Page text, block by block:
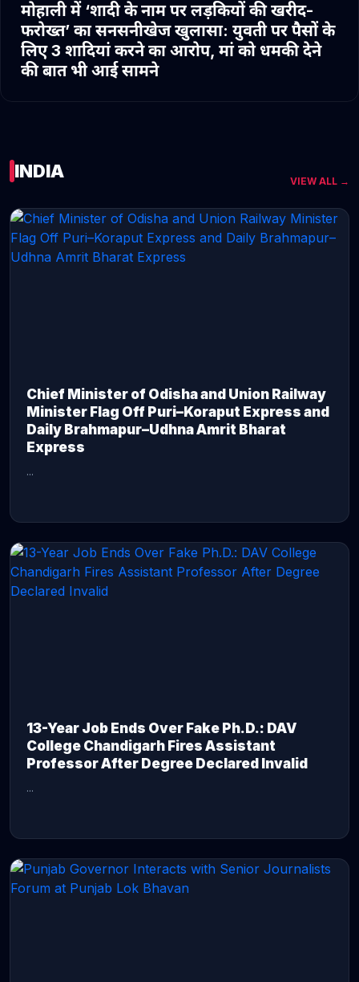
मोहाली में ‘शादी के नाम पर लड़कियों की खरीद-
फरोख्त’ का सनसनीखेज खुलासा: युवती पर पैसों के
लिए 3 शादियां करने का आरोप, मां को धमकी देने
की बात भी आई सामने
INDIA VIEW ALL →
Chief Minister of Odisha and Union Railway
Minister Flag Off Puri–Koraput Express and
Daily Brahmapur–Udhna Amrit Bharat
Express
...
13-Year Job Ends Over Fake Ph.D.: DAV
College Chandigarh Fires Assistant
Professor After Degree Declared Invalid
...